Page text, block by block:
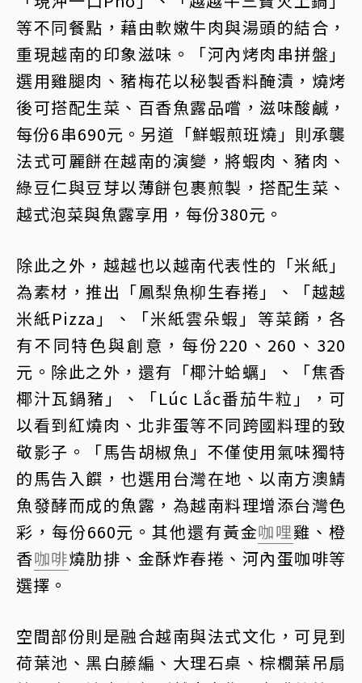
等不同餐點，藉由軟嫩牛肉與湯頭的結合，
重現越南的印象滋味。「河內烤肉串拼盤」
選用雞腿肉、豬梅花以秘製香料醃漬，燒烤
後可搭配生菜、百香魚露品嚐，滋味酸鹹，
每份6串690元。另道「鮮蝦煎班燒」則承襲
法式可麗餅在越南的演變，將蝦肉、豬肉、
綠豆仁與豆芽以薄餅包裹煎製，搭配生菜、
越式泡菜與魚露享用，每份380元。
除此之外，越越也以越南代表性的「米紙」
為素材，推出「鳳梨魚柳生春捲」、「越越
米紙Pizza」、「米紙雲朵蝦」等菜餚，各
有不同特色與創意，每份220、260、320
元。除此之外，還有「椰汁蛤蠣」、「焦香
椰汁瓦鍋豬」、「Lúc Lắc番茄牛粒」，可
以看到紅燒肉、北非蛋等不同跨國料理的致
敬影子。「馬告胡椒魚」不僅使用氣味獨特
的馬告入饌，也選用台灣在地、以南方澳鯖
魚發酵而成的魚露，為越南料理增添台灣色
彩，每份660元。其他還有黃金咖哩雞、橙
香咖啡燒肋排、金酥炸春捲、河內蛋咖啡等
選擇。
空間部份則是融合越南與法式文化，可見到
荷葉池、黑白藤編、大理石桌、棕櫚葉吊扇